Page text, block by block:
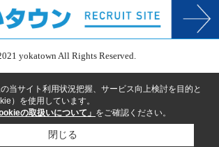
yokatown All Rights Reserved.
当サイト利用状況把握、サービス向上検討を目的と
）を使用しています。
の取扱いについて」 をご確認ください。
閉じる